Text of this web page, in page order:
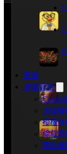
支援
法律資訊
Cookie
法律聲
授權合
條款
隱私